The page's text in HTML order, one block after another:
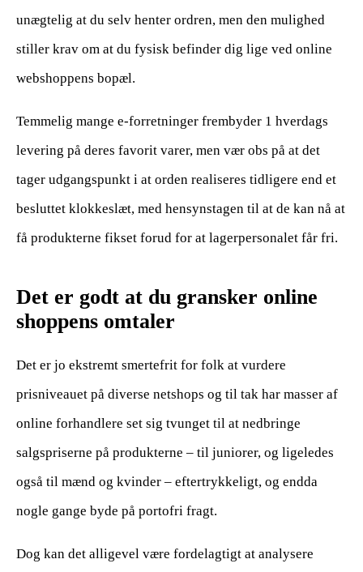
unægtelig at du selv henter ordren, men den mulighed
stiller krav om at du fysisk befinder dig lige ved online
webshoppens bopæl.
Temmelig mange e-forretninger frembyder 1 hverdags
levering på deres favorit varer, men vær obs på at det
tager udgangspunkt i at orden realiseres tidligere end et
besluttet klokkeslæt, med hensynstagen til at de kan nå at
få produkterne fikset forud for at lagerpersonalet får fri.
Det er godt at du gransker online
shoppens omtaler
Det er jo ekstremt smertefrit for folk at vurdere
prisniveauet på diverse netshops og til tak har masser af
online forhandlere set sig tvunget til at nedbringe
salgspriserne på produkterne – til juniorer, og ligeledes
også til mænd og kvinder – eftertrykkeligt, og endda
nogle gange byde på portofri fragt.
Dog kan det alligevel være fordelagtigt at analysere